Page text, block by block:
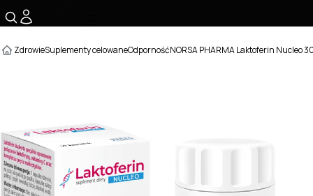
ZdrowieSuplementy celowaneOdpornośćNORSA PHARMA Laktoferin Nucleo